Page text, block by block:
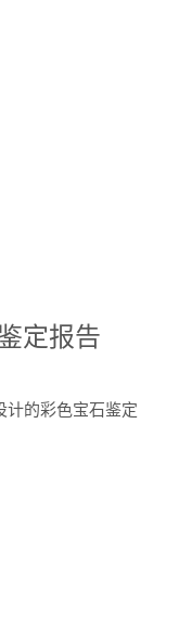
定报告
计的彩色宝石鉴定